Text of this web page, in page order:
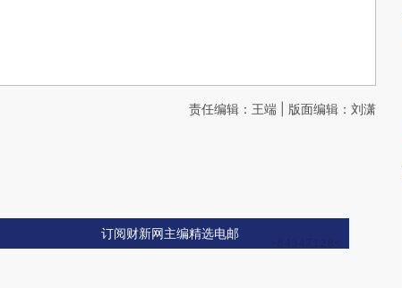
责任编辑：王端 | 版面编辑：刘潇
订阅财新网主编精选电邮